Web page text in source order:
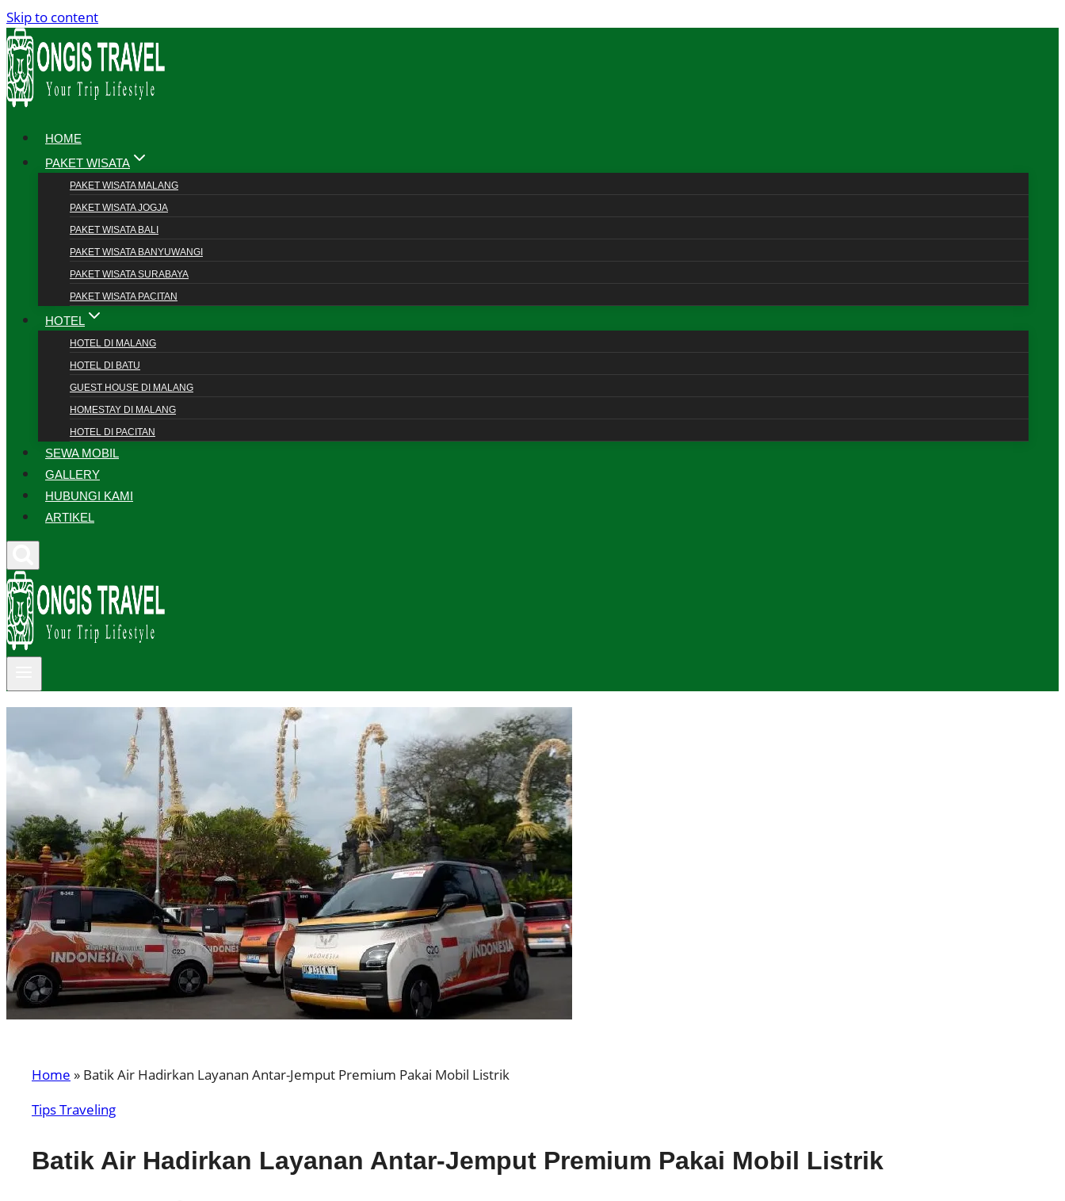
Skip to content
HOME
PAKET WISATA
PAKET WISATA MALANG
PAKET WISATA JOGJA
PAKET WISATA BALI
PAKET WISATA BANYUWANGI
PAKET WISATA SURABAYA
PAKET WISATA PACITAN
HOTEL
HOTEL DI MALANG
HOTEL DI BATU
GUEST HOUSE DI MALANG
HOMESTAY DI MALANG
HOTEL DI PACITAN
SEWA MOBIL
GALLERY
HUBUNGI KAMI
ARTIKEL
Home » Batik Air Hadirkan Layanan Antar-Jemput Premium Pakai Mobil Listrik
Tips Traveling
Batik Air Hadirkan Layanan Antar-Jemput Premium Pakai Mobil Listrik